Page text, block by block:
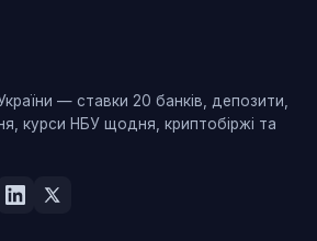
— ставки 20 банків, депозити,
курси НБУ щодня, криптобіржі та